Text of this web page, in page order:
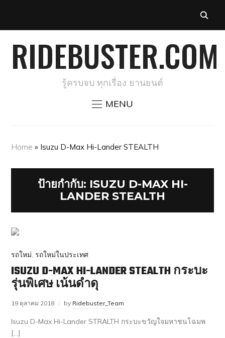
RIDEBUSTER.COM
รู้ครบจบ ทุกเรื่อง ยานยนต์
MENU
Home » Isuzu D-Max Hi-Lander STEALTH
ป้ายกำกับ: ISUZU D-MAX HI-
LANDER STEALTH
รถใหม่,รถใหม่ในประเทศ
ISUZU D-MAX HI-LANDER STEALTH กระบะ
รุ่นพิเศษ เน้นดำดุ
19 ตุลาคม 2018 by Ridebuster_Team
Isuzu D-Max Hi-Lander STRALTH กระบะขวัญใจมหาชนโฉมพ
[…]